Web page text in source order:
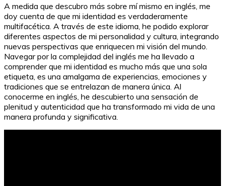
A medida que descubro más sobre mí mismo en inglés, me
doy cuenta de que mi identidad es verdaderamente
multifacética. A través de este idioma, he podido explorar
diferentes aspectos de mi personalidad y cultura, integrando
nuevas perspectivas que enriquecen mi visión del mundo.
Navegar por la complejidad del inglés me ha llevado a
comprender que mi identidad es mucho más que una sola
etiqueta, es una amalgama de experiencias, emociones y
tradiciones que se entrelazan de manera única. Al
conocerme en inglés, he descubierto una sensación de
plenitud y autenticidad que ha transformado mi vida de una
manera profunda y significativa.